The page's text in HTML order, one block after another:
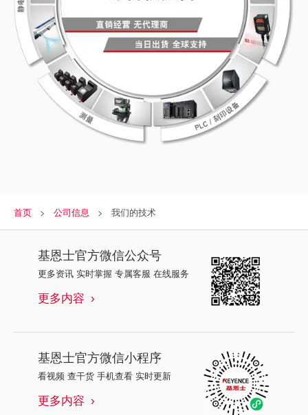
首页 公司信息 我们的技术
基恩士官方微信公众号
更多资讯 实时掌握 专属客服 在线服务
更多内容
基恩士官方微信小程序
看视频 查干货 手机查看 实时更新
更多内容